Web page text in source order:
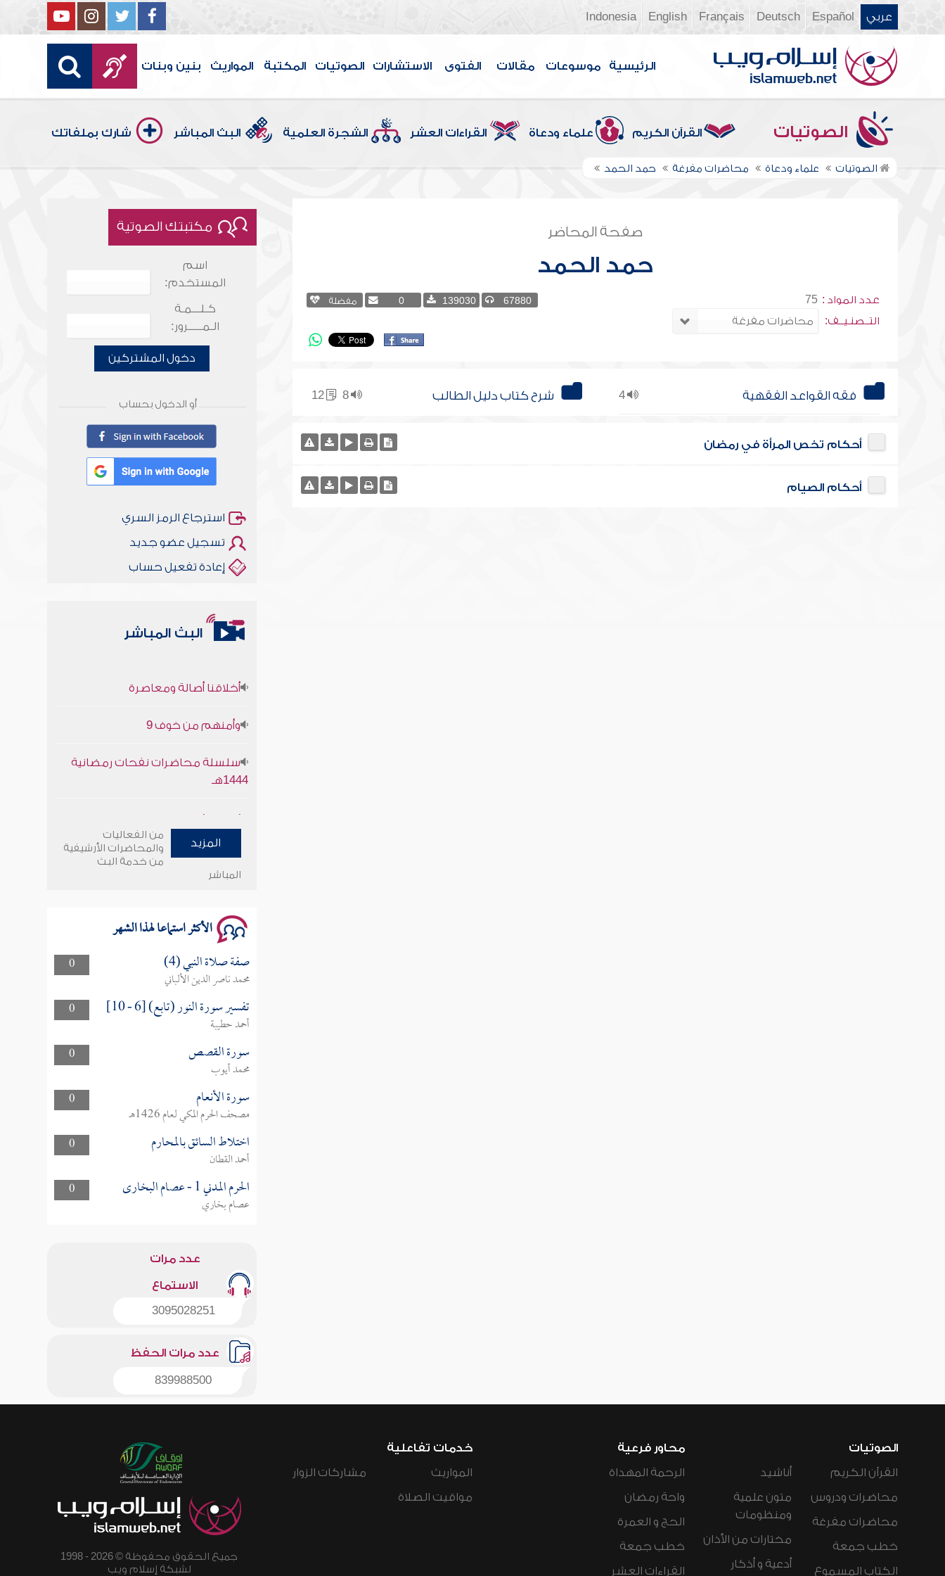
عربي Español
Deutsch
Français
English
Indonesia
الرئيسية موسوعات مقالات الفتوى الاستشارات الصوتيات المكتبة المواريث بنين وبنات
الصوتيات القرآن الكريم علماء ودعاة القراءات العشر الشجرة العلمية البث المباشر شارك بملفاتك
الصوتيات علماء ودعاة محاضرات مفرغة حمد الحمد
صفحة المحاضر
حمد الحمد
عدد المواد : 75
التــصنـيــف:
67880
139030
0 مفضلة
4 فقه القواعد الفقهية 8 شرح كتاب دليل الطالب
أحكام تخص المرأة في رمضان
أحكام الصيام
مكتبتك الصوتية
اسم
المستخدم:
كـلـــمـة
الـمـــــرور:
دخول المشتركين
أو الدخول بحساب
استرجاع الرمز السري
تسجيل عضو جديد
إعادة تفعيل حساب
البث المباشر
1444هـ
وأمنهم من خوف 9
سلسلة محاضرات نفحات رمضانية
المزيد
من الفعاليات
والمحاضرات الأرشيفية
من خدمة البث
المباشر
الأكثر استماعا لهذا الشهر
0 صفة صلاة النبي (4)
محمد ناصر الدين الألباني
0
تفسير سورة النور (تابع) [6 - 10]
أحمد حطيبة
0
سورة القصص
محمد أيوب
0
سورة الأنعام
مصحف الحرم المكي لعام 1426هـ
0
اختلاط السائق بالمحارم
أحمد القطان
0
الحرم المدني 1 - عصام البخارى
عصام بخاري
عدد مرات
الاستماع
3095028251
عدد مرات الحفظ
839988500
الصوتيات
القرآن الكريم
محاضرات ودروس
محاضرات مفرغة
خطب جمعة
الكتاب المسموع
أناشيد
متون علمية
ومنظومات
مختارات من الأذان
أدعية و أذكار
محاور فرعية
الرحمة المهداة
واحة رمضان
الحج و العمرة
خطب جمعة
القراءات العشر
خدمات تفاعلية
المواريث
مواقيت الصلاة
مشاركات الزوار
جميع الحقوق محفوظة © 2026 - 1998
لشبكة إسلام ويب